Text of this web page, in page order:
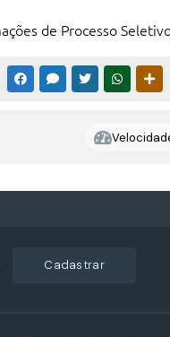
de Processo
FACEBOOKMESSENGER
TWITTER
cadastrar